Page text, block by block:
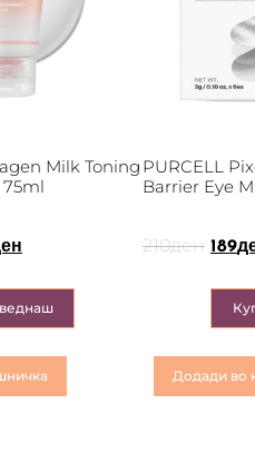
Milk Toning PURCELL
Barrier Eye
210ден 189
Додади во